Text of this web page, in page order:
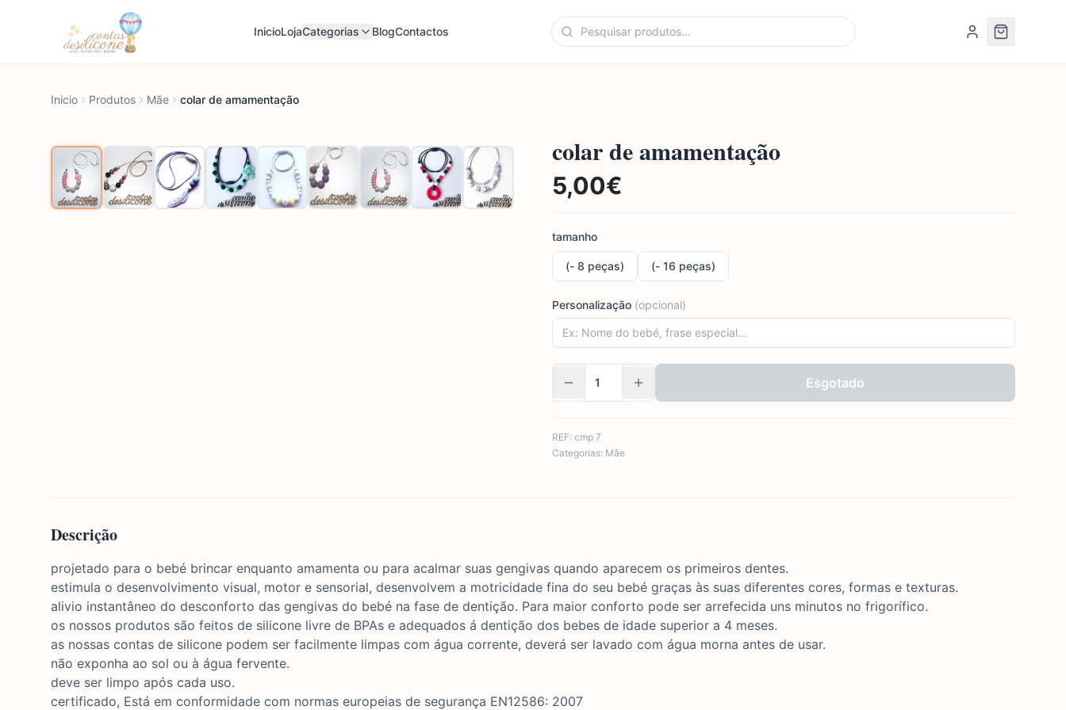
InicioLojaCategorias BlogContactos
Inicio Produtos Mãe colar de amamentação
colar de amamentação
5,00€
tamanho
(- 8 peças) (- 16 peças)
Personalização (opcional)
Esgotado
REF: cmp 7
Categorias: Mãe
Descrição
projetado para o bebé brincar enquanto amamenta ou para acalmar suas gengivas quando aparecem os primeiros dentes.
estimula o desenvolvimento visual, motor e sensorial, desenvolvem a motricidade fina do seu bebé graças às suas diferentes cores, formas e texturas.
alivio instantâneo do desconforto das gengivas do bebé na fase de dentição. Para maior conforto pode ser arrefecida uns minutos no frigorífico.
os nossos produtos são feitos de silicone livre de BPAs e adequados á dentição dos bebes de idade superior a 4 meses.
as nossas contas de silicone podem ser facilmente limpas com água corrente, deverá ser lavado com água morna antes de usar.
não exponha ao sol ou à água fervente.
deve ser limpo após cada uso.
certificado, Está em conformidade com normas europeias de segurança EN12586: 2007